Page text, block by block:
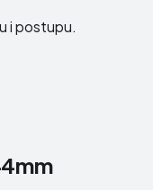
i postupu.